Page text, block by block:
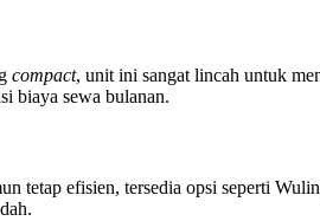
compact, unit ini sangat lincah untuk
biaya sewa bulanan.
tetap efisien, tersedia opsi seperti